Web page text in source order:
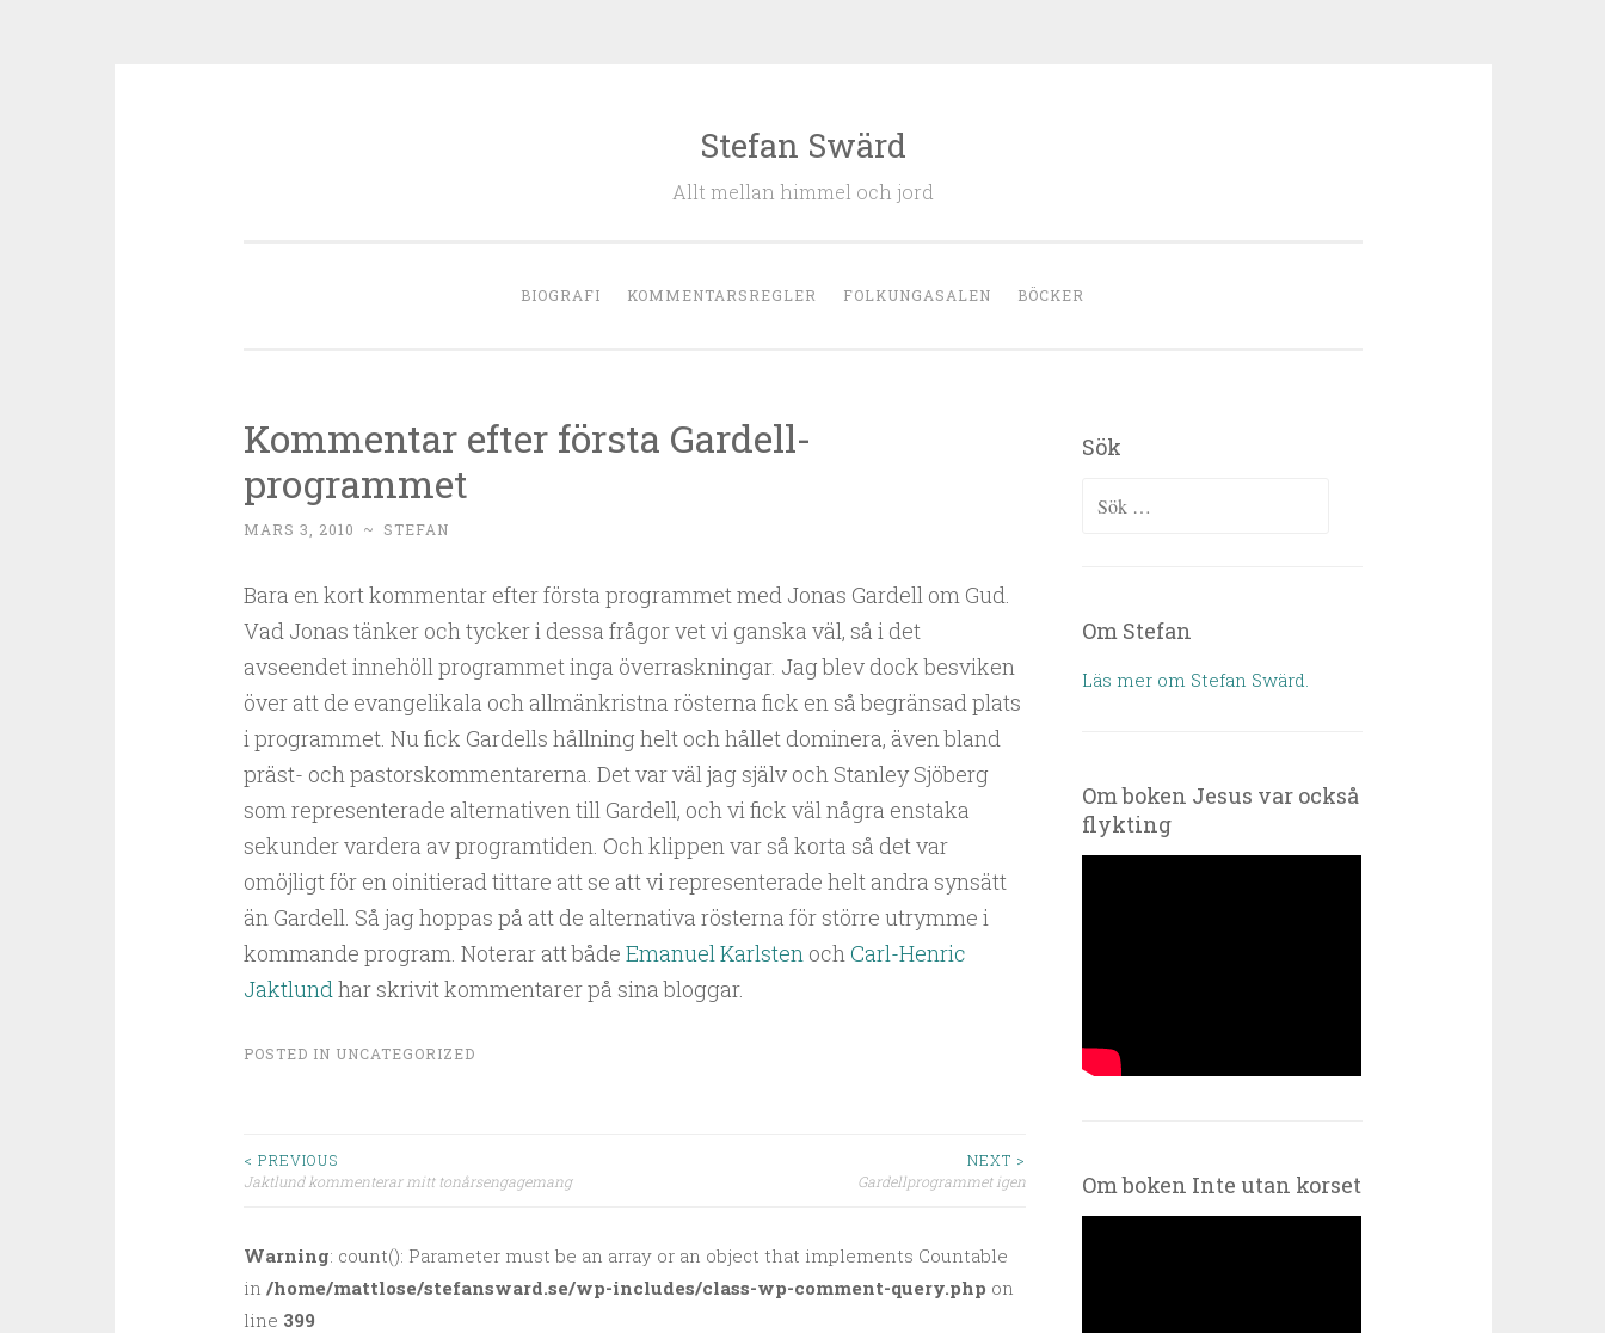
Stefan Swärd
Allt mellan himmel och jord
BIOGRAFI KOMMENTARSREGLER FOLKUNGASALEN BÖCKER
Kommentar efter första Gardell-
programmet
MARS 3, 2010 ~ STEFAN
Bara en kort kommentar efter första programmet med Jonas Gardell om Gud.
Vad Jonas tänker och tycker i dessa frågor vet vi ganska väl, så i det
avseendet innehöll programmet inga överraskningar. Jag blev dock besviken
över att de evangelikala och allmänkristna rösterna fick en så begränsad plats
i programmet. Nu fick Gardells hållning helt och hållet dominera, även bland
präst- och pastorskommentarerna. Det var väl jag själv och Stanley Sjöberg
som representerade alternativen till Gardell, och vi fick väl några enstaka
sekunder vardera av programtiden. Och klippen var så korta så det var
omöjligt för en oinitierad tittare att se att vi representerade helt andra synsätt
än Gardell. Så jag hoppas på att de alternativa rösterna för större utrymme i
kommande program. Noterar att både Emanuel KarlstenochCarl-Henric
Jaktlundhar skrivit kommentarer på sina bloggar.
POSTED IN UNCATEGORIZED
< PREVIOUS
Jaktlund kommenterar mitt tonårsengagemang
NEXT >
Gardellprogrammet igen
Warning: count(): Parameter must be an array or an object that implements Countable
in /home/mattlose/stefansward.se/wp-includes/class-wp-comment-query.php on
line 399
Sök
Sök efter:
Om Stefan
Läs mer om Stefan Swärd.
Om boken Jesus var också
flykting
Om boken Inte utan korset